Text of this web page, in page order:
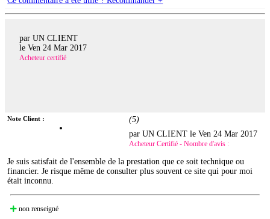
par UN CLIENT
le Ven 24 Mar 2017
Acheteur certifié
Note Client : (5)
par UN CLIENT leVen 24 Mar 2017
Acheteur Certifié - Nombre d'avis :
Je suis satisfait de l'ensemble de la prestation que ce soit technique ou
financier. Je risque même de consulter plus souvent ce site qui pour moi
était inconnu.
non renseigné